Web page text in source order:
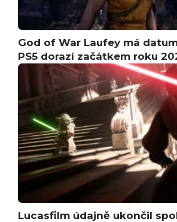
God of War Laufey má
PS5 dorazí začátkem roku
Lucasfilm údajně ukončil